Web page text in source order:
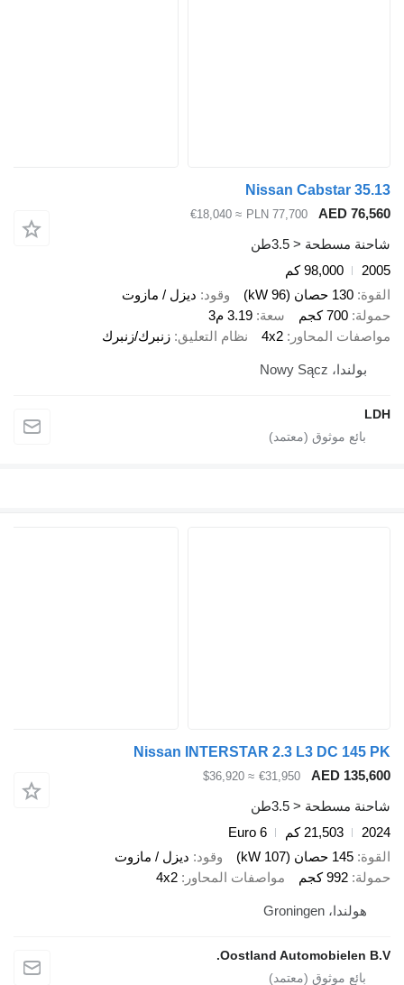
Nissan Cabstar
AED
PLN 77,700
≈ €18,040
مسطحة < 3.5طن
98,000 كم
130 حصان (96 kW) وقود
ديزل / مازوت
700 كجم سعة
3.19 م3
المحاور 4x2 نظام التعليق زنبرك/زنبرك
بولندا، Nowy Sącz
Nissan INTERSTAR 2.3 L3 DC 145
AED
€31,950
≈ $36,920
مسطحة < 3.5طن
21,503 كم
Euro 6
145 حصان (107 kW) وقود
ديزل / مازوت
992 كجم مواصفات المحاور 4x2
هولندا، Groningen
Oostland Automobielen